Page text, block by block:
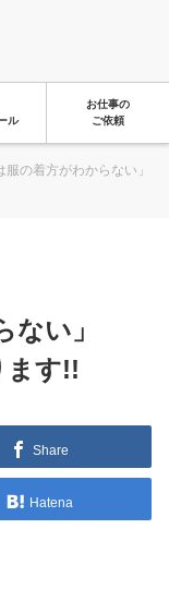
ル
お仕事の
ご依頼
服の着方がわからない」
ない」
ます!!
Share
Hatena